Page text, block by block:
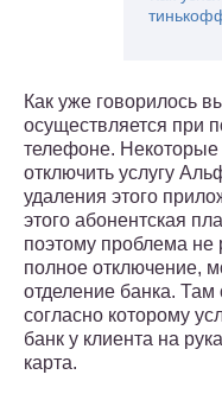
Как уже говорилось
осуществляется при
телефоне. Некоторые
отключить услугу
удаления этого
этого абонентская
поэтому проблема не
полное отключение,
отделение банка. Там
согласно которому
банк у клиента на
карта.